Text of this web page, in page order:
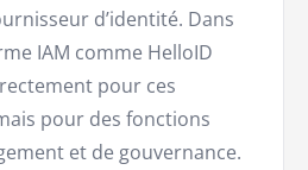
d’identité. Dans
IAM comme HelloID
pour ces
pour des fonctions
et de gouvernance.